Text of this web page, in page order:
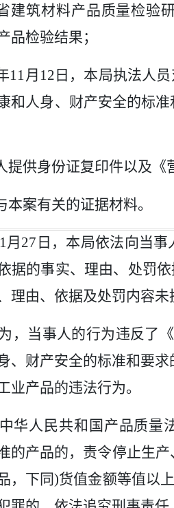
建筑材料产品质量检验
明该产品检验
11月 12 日，本局执法人
和人身、财产安全的
提供身份证复印件以及
本案有关的证据材料。
1月 27 日，本局依法向当
据的事实、理由、处罚
理由、依据及处罚内容未
，当事人的行为违反了
、财产安全的标准和要
业产品的违法行为。
华人民共和国产品质量
的产品的，责令停止生
，下同)货值金额等值以